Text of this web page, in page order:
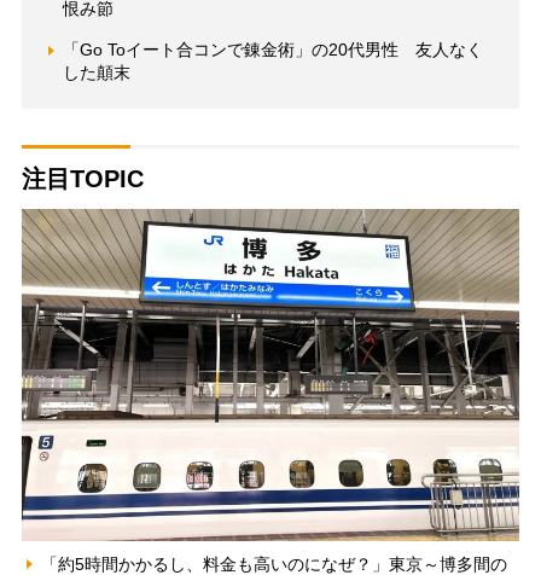
恨み節
「Go Toイート合コンで錬金術」の20代男性 友人なく
した顛末
注目TOPIC
「約5時間かかるし、料金も高いのになぜ？」東京～博多間の